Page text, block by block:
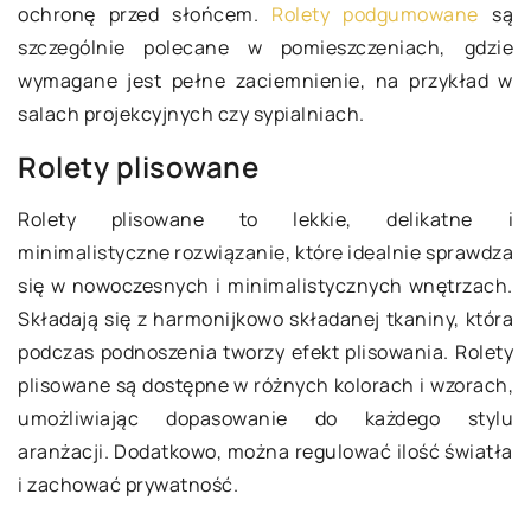
ochronę przed słońcem. Rolety podgumowane są
szczególnie polecane w pomieszczeniach, gdzie
wymagane jest pełne zaciemnienie, na przykład w
salach projekcyjnych czy sypialniach.
Rolety plisowane
Rolety plisowane to lekkie, delikatne i
minimalistyczne rozwiązanie, które idealnie sprawdza
się w nowoczesnych i minimalistycznych wnętrzach.
Składają się z harmonijkowo składanej tkaniny, która
podczas podnoszenia tworzy efekt plisowania. Rolety
plisowane są dostępne w różnych kolorach i wzorach,
umożliwiając dopasowanie do każdego stylu
aranżacji. Dodatkowo, można regulować ilość światła
i zachować prywatność.